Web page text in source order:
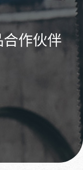
作伙伴